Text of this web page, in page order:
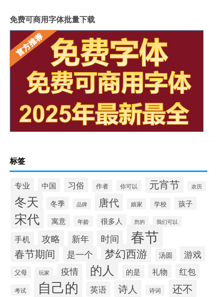
免费可商用字体批量下载
标签
专业 中国 习俗 作者 你可以 元宵节 农历
冬天 冬季 品牌 唐代 娘家 学校 孩子
宋代 寓意 年龄 很多人 您的 我们可以
手机 攻略 新年 时间 春节
春节期间 是一个 梦幻西游 汤圆 游戏
父母 玩家 疫情 的人 的是 礼物 红包
考试 自己的 英语 诗人 诗词 还不